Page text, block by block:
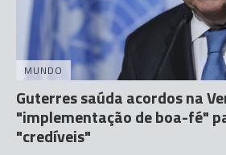
MUNDO
Guterres saúda acordos na
"implementação de boa-fé"
"credíveis"